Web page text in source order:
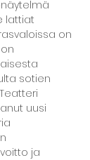
lattiat
on
sotien
uusi
ja